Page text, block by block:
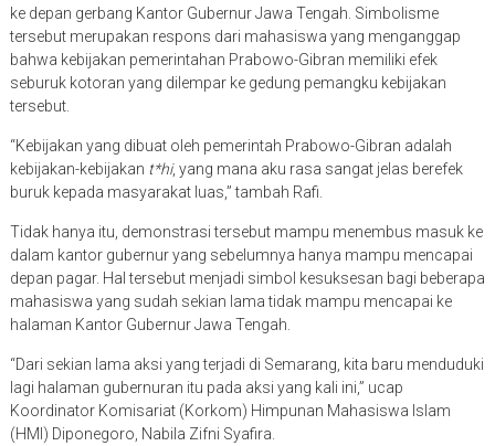
ke depan gerbang Kantor Gubernur Jawa Tengah. Simbolisme
tersebut merupakan respons dari mahasiswa yang menganggap
bahwa kebijakan pemerintahan Prabowo-Gibran memiliki efek
seburuk kotoran yang dilempar ke gedung pemangku kebijakan
tersebut.
“Kebijakan yang dibuat oleh pemerintah Prabowo-Gibran adalah
kebijakan-kebijakan t*hi, yang mana aku rasa sangat jelas berefek
buruk kepada masyarakat luas,” tambah Rafi.
Tidak hanya itu, demonstrasi tersebut mampu menembus masuk ke
dalam kantor gubernur yang sebelumnya hanya mampu mencapai
depan pagar. Hal tersebut menjadi simbol kesuksesan bagi beberapa
mahasiswa yang sudah sekian lama tidak mampu mencapai ke
halaman Kantor Gubernur Jawa Tengah.
“Dari sekian lama aksi yang terjadi di Semarang, kita baru menduduki
lagi halaman gubernuran itu pada aksi yang kali ini,” ucap
Koordinator Komisariat (Korkom) Himpunan Mahasiswa Islam
(HMI) Diponegoro, Nabila Zifni Syafira.